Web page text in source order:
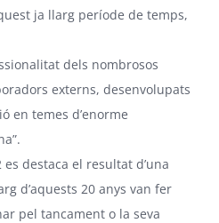
ja llarg període de temps,
dels nombrosos
externs, desenvolupats
en temes d’enorme
destaca el resultat d’una
d’aquests 20 anys van fer
pel tancament o la seva